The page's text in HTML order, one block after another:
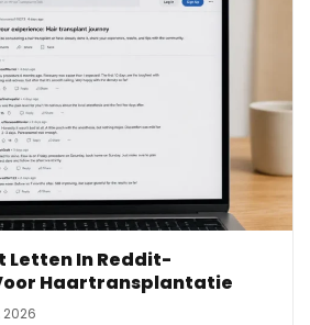
Letten In Reddit-
Haartransplantatie
2026